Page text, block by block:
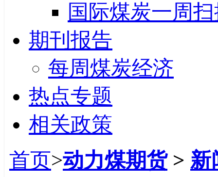
国际煤炭一周
期刊报告
每周煤炭经济
热点专题
相关政策
首页>动力煤期货> 新